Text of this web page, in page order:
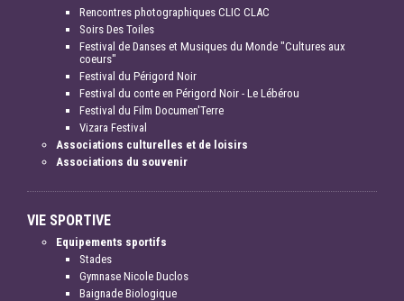
Rencontres photographiques CLIC CLAC
Soirs Des Toiles
Festival de Danses et Musiques du Monde "Cultures aux
coeurs"
Festival du Périgord Noir
Festival du conte en Périgord Noir - Le Lébérou
Festival du Film Documen'Terre
Vizara Festival
Associations culturelles et de loisirs
Associations du souvenir
VIE SPORTIVE
Equipements sportifs
Stades
Gymnase Nicole Duclos
Baignade Biologique